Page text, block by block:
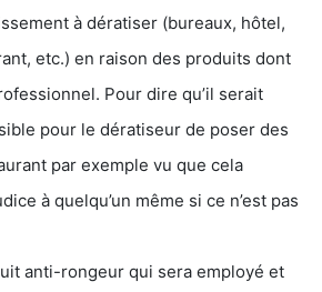
à dératiser (bureaux, hôtel,
etc.) en raison des produits dont
Pour dire qu’il serait
pour le dératiseur de poser des
par exemple vu que cela
à quelqu’un même si ce n’est pas
anti-rongeur qui sera employé et